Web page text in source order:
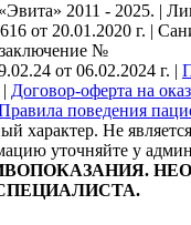
2011 - 2025. |
от 20.01.2020 г. |
№
от 06.02.2024 г. |
| Договор-оферта на
поведения
характер. Не
уточняйте у